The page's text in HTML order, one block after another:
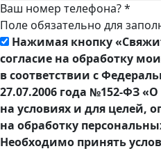
Ваш номер телефона?*
Поле обязательно для
Нажимая кнопку
согласие на обработку
в соответствии с
27.07.2006 года №152-ФЗ
на условиях и для целей,
на обработку
Необходимо принять